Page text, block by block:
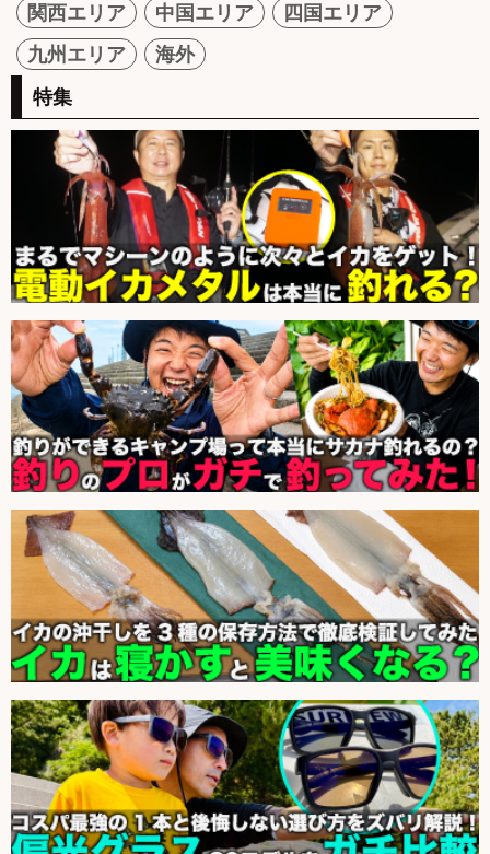
関西エリア
中国エリア
四国エリア
九州エリア
海外
特集